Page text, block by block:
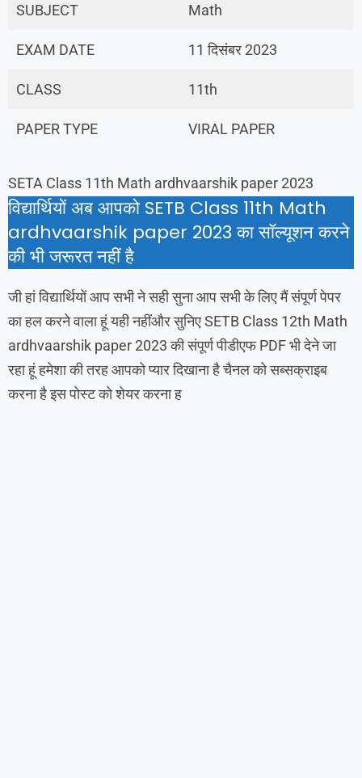
SUBJECT Math
EXAM DATE 11 दिसंबर 2023
CLASS 11th
PAPER TYPE VIRAL PAPER
SETA Class 11th Math ardhvaarshik paper 2023
विद्यार्थियों अब आपको SETB Class 11th Math
ardhvaarshik paper 2023 का सॉल्यूशन करने
की भी जरूरत नहीं है
जी हां विद्यार्थियों आप सभी ने सही सुना आप सभी के लिए मैं संपूर्ण पेपर
का हल करने वाला हूं यही नहींऔर सुनिए SETB Class 12th Math
ardhvaarshik paper 2023 की संपूर्ण पीडीएफ PDF भी देने जा
रहा हूं हमेशा की तरह आपको प्यार दिखाना है चैनल को सब्सक्राइब
करना है इस पोस्ट को शेयर करना ह